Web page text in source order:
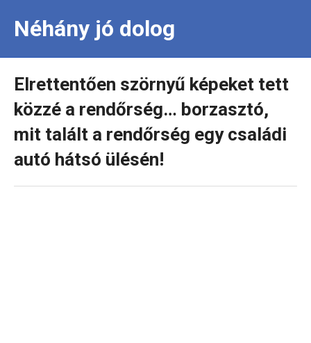
Néhány jó dolog
Elrettentően szörnyű képeket tett
közzé a rendőrség… borzasztó,
mit talált a rendőrség egy családi
autó hátsó ülésén!